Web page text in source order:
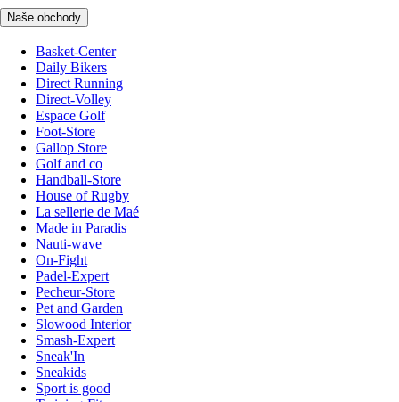
Naše obchody
Basket-Center
Daily Bikers
Direct Running
Direct-Volley
Espace Golf
Foot-Store
Gallop Store
Golf and co
Handball-Store
House of Rugby
La sellerie de Maé
Made in Paradis
Nauti-wave
On-Fight
Padel-Expert
Pecheur-Store
Pet and Garden
Slowood Interior
Smash-Expert
Sneak'In
Sneakids
Sport is good